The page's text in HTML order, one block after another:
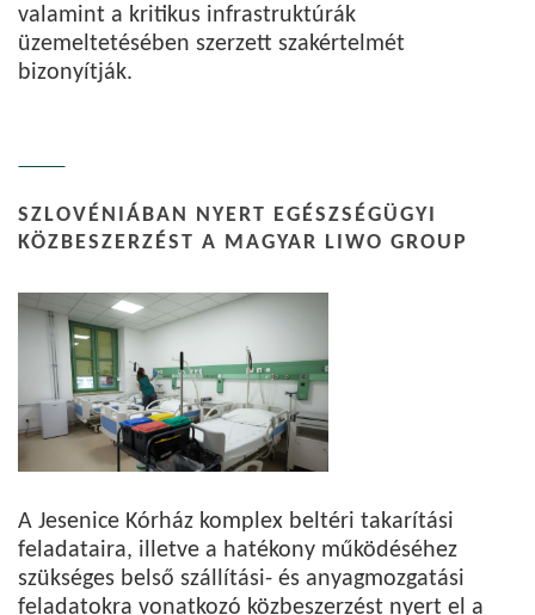
valamint a kritikus infrastruktúrák
üzemeltetésében szerzett szakértelmét
bizonyítják.
SZLOVÉNIÁBAN NYERT EGÉSZSÉGÜGYI
KÖZBESZERZÉST A MAGYAR LIWO GROUP
A Jesenice Kórház komplex beltéri takarítási
feladataira, illetve a hatékony működéséhez
szükséges belső szállítási- és anyagmozgatási
feladatokra vonatkozó közbeszerzést nyert el a